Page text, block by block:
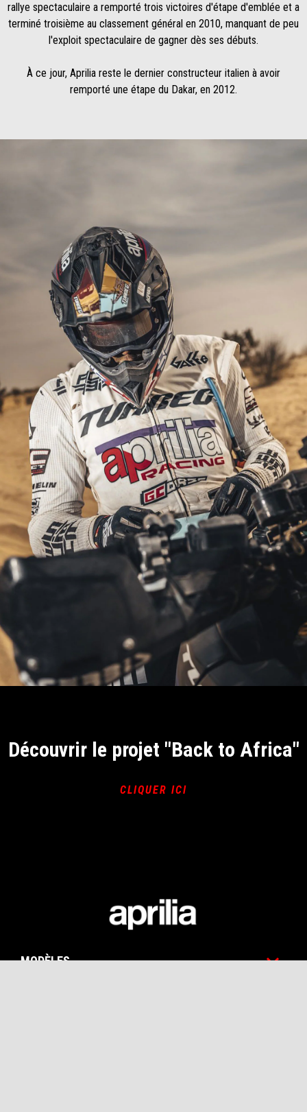
rallye spectaculaire a remporté trois victoires d'étape d'emblée et a
terminé troisième au classement général en 2010, manquant de peu
l'exploit spectaculaire de gagner dès ses débuts.
À ce jour, Aprilia reste le dernier constructeur italien à avoir
remporté une étape du Dakar, en 2012.
Item
Item
Découvrir le projet "Back to Africa"
CLIQUER ICI
MODÈLES